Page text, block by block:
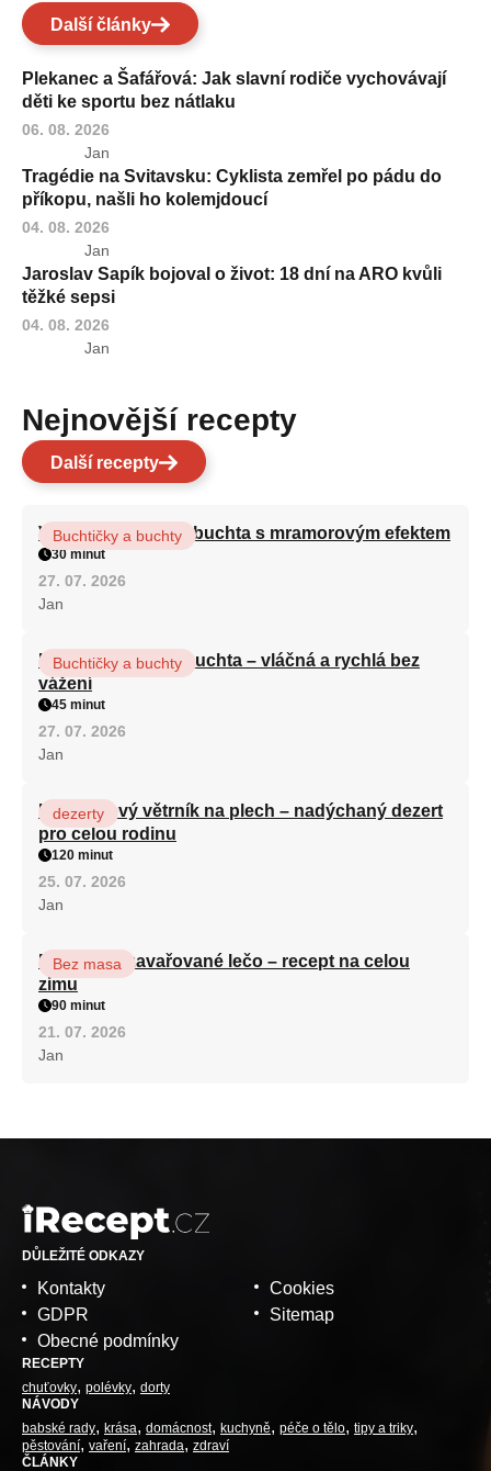
Další články
Plekanec a Šafářová: Jak slavní rodiče vychovávají
děti ke sportu bez nátlaku
06. 08. 2026
Jan
Tragédie na Svitavsku: Cyklista zemřel po pádu do
příkopu, našli ho kolemjdoucí
04. 08. 2026
Jan
Jaroslav Sapík bojoval o život: 18 dní na ARO kvůli
těžké sepsi
04. 08. 2026
Jan
Nejnovější recepty
Další recepty
Vláčná olejová litá buchta s mramorovým efektem
Buchtičky a buchty
30 minut
27. 07. 2026
Jan
Hrnková maková buchta – vláčná a rychlá bez
vážení
Buchtičky a buchty
45 minut
27. 07. 2026
Jan
Karamelový větrník na plech – nadýchaný dezert
pro celou rodinu
dezerty
120 minut
25. 07. 2026
Jan
Babiččino zavařované lečo – recept na celou
zimu
Bez masa
90 minut
21. 07. 2026
Jan
DŮLEŽITÉ ODKAZY
Kontakty
GDPR
Obecné podmínky
Cookies
Sitemap
RECEPTY
chuťovky polévky dorty
NÁVODY
babské rady
krása domácnost kuchyně péče o tělo tipy a triky
pěstování vaření zahrada zdraví
ČLÁNKY